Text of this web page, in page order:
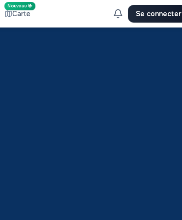
Nouveau 🤟
Carte Se connecter